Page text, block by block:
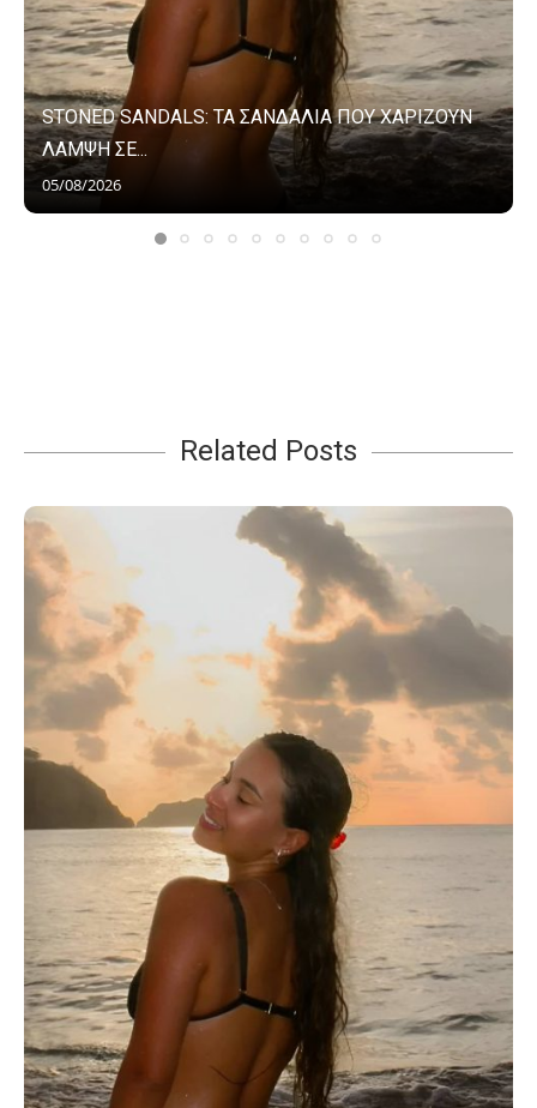
STONED SANDALS: ΤΑ ΣΑΝΔΑΛΙΑ ΠΟΥ ΧΑΡΙΖΟΥΝ
ΛΑΜΨΗ ΣΕ...
05/08/2026
Related Posts